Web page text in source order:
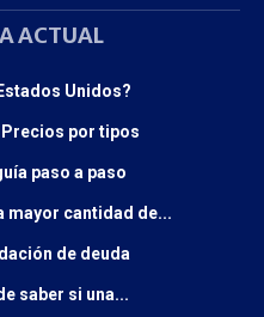
ACTUAL
Unidos?
por tipos
paso a paso
mayor cantidad de...
de deuda
saber si una...